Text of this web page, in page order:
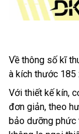
Về thông số kĩ
à kích thước 185
Với thiết kế kín,
đơn giản, theo
bảo dưỡng phức